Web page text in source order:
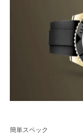
簡単スペック